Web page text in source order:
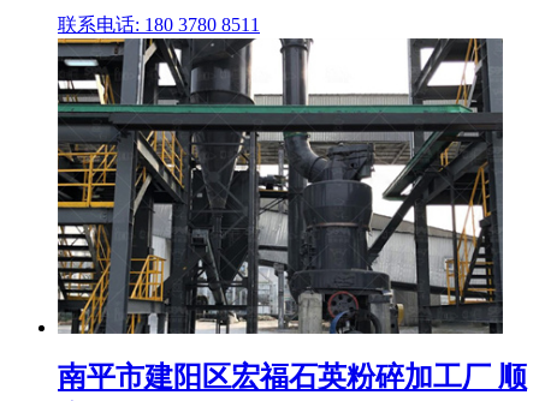
联系电话: 180 3780 8511
南平市建阳区宏福石英粉碎加工厂 顺